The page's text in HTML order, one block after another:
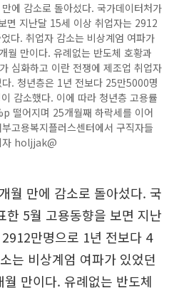
에 감소로 돌아섰다. 국가데이터처가
면 지난달 15세 이상 취업자는 2912
다. 취업자 감소는 비상계엄 여파가
월 만이다. 유례없는 반도체 호황과
심화하고 이란 전쟁에 제조업 취업자
. 청년층은 1년 전보다 25만5000명
감소했다. 이에 따라 청년층 고용률
떨어지며 25개월째 하락세를 이어
고용복지플러스센터에서 구직자들
자 holjjak@
월 만에 감소로 돌아섰다. 국
한 5월 고용동향을 보면 지난
만명으로 1년 전보다 4
는 비상계엄 여파가 있었던
만이다. 유례없는 반도체